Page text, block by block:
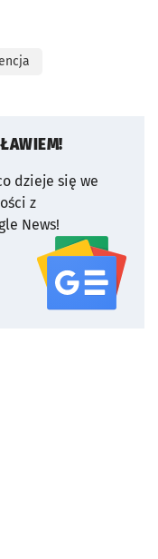
dzieje się we
z
News!
serwisu